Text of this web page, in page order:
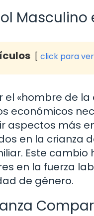
click para
el «hombre de
económicos
aspectos más
en la crianza
Este
en la fuerza
de género.